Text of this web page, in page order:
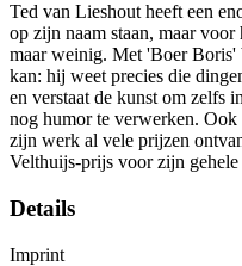
Ted van Lieshout heeft een
op zijn naam staan, maar
maar weinig. Met 'Boer
kan: hij weet precies die
en verstaat de kunst om zelfs
nog humor te verwerken.
zijn werk al vele prijzen
Velthuijs-prijs voor zijn gehele
Details
Imprint